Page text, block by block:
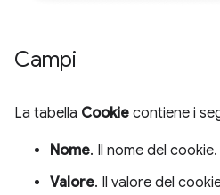
Campi
La tabella Cookie contiene i
Nome. Il nome del cookie.
Valore. Il valore del